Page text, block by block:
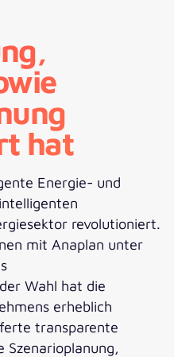
hat
Energie- und
revolutioniert.
mit Anaplan unter
Wahl hat die
erheblich
transparente
Szenarioplanung,